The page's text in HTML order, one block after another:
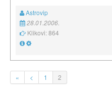
Astrovip
28.01.2006.
Klikovi: 864
« < 1 2